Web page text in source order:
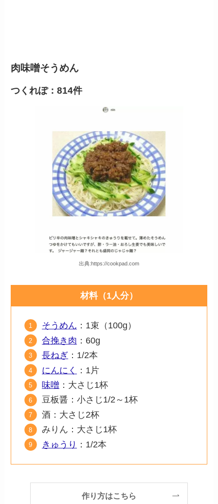
肉味噌そうめん
つくれぽ：814件
出典:https://cookpad.com
材料（1人分）
そうめん ：1束（100g）
合挽き肉 ：60g
長ねぎ ：1/2本
にんにく
：1片
味噌 ：大さじ1杯
豆板醤：小さじ1/2～1杯
酒：大さじ2杯
みりん：大さじ1杯
きゅうり ：1/2本
作り方はこちら